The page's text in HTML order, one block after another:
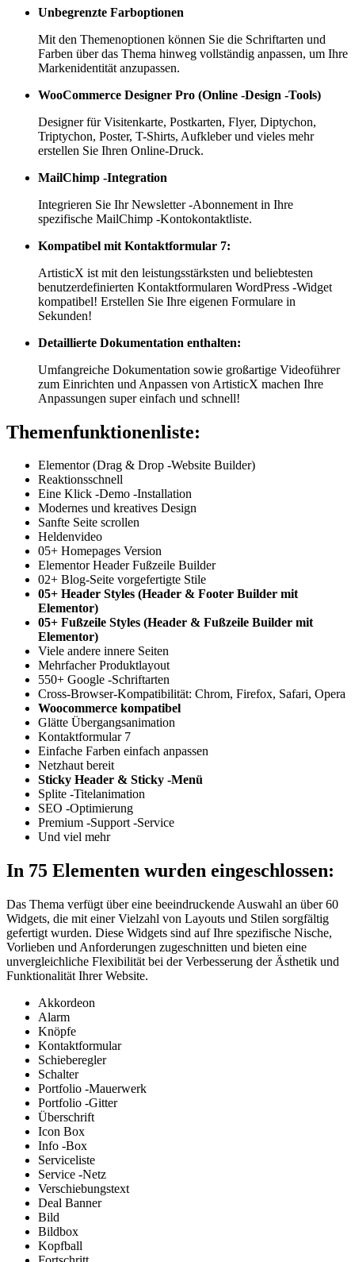
Unbegrenzte Farboptionen
Mit den Themenoptionen können Sie die Schriftarten und
Farben über das Thema hinweg vollständig anpassen, um Ihre
Markenidentität anzupassen.
WooCommerce Designer Pro (Online -Design -Tools)
Designer für Visitenkarte, Postkarten, Flyer, Diptychon,
Triptychon, Poster, T-Shirts, Aufkleber und vieles mehr
erstellen Sie Ihren Online-Druck.
MailChimp -Integration
Integrieren Sie Ihr Newsletter -Abonnement in Ihre
spezifische MailChimp -Kontokontaktliste.
Kompatibel mit Kontaktformular 7:
ArtisticX ist mit den leistungsstärksten und beliebtesten
benutzerdefinierten Kontaktformularen WordPress -Widget
kompatibel! Erstellen Sie Ihre eigenen Formulare in
Sekunden!
Detaillierte Dokumentation enthalten:
Umfangreiche Dokumentation sowie großartige Videoführer
zum Einrichten und Anpassen von ArtisticX machen Ihre
Anpassungen super einfach und schnell!
Themenfunktionenliste:
Elementor (Drag & Drop -Website Builder)
Reaktionsschnell
Eine Klick -Demo -Installation
Modernes und kreatives Design
Sanfte Seite scrollen
Heldenvideo
05+ Homepages Version
Elementor Header Fußzeile Builder
02+ Blog-Seite vorgefertigte Stile
05+ Header Styles (Header & Footer Builder mit
Elementor)
05+ Fußzeile Styles (Header & Fußzeile Builder mit
Elementor)
Viele andere innere Seiten
Mehrfacher Produktlayout
550+ Google -Schriftarten
Cross-Browser-Kompatibilität: Chrom, Firefox, Safari, Opera
Woocommerce kompatibel
Glätte Übergangsanimation
Kontaktformular 7
Einfache Farben einfach anpassen
Netzhaut bereit
Sticky Header & Sticky -Menü
Splite -Titelanimation
SEO -Optimierung
Premium -Support -Service
Und viel mehr
In 75 Elementen wurden eingeschlossen:
Das Thema verfügt über eine beeindruckende Auswahl an über 60
Widgets, die mit einer Vielzahl von Layouts und Stilen sorgfältig
gefertigt wurden. Diese Widgets sind auf Ihre spezifische Nische,
Vorlieben und Anforderungen zugeschnitten und bieten eine
unvergleichliche Flexibilität bei der Verbesserung der Ästhetik und
Funktionalität Ihrer Website.
Akkordeon
Alarm
Knöpfe
Kontaktformular
Schieberegler
Schalter
Portfolio -Mauerwerk
Portfolio -Gitter
Überschrift
Icon Box
Info -Box
Serviceliste
Service -Netz
Verschiebungstext
Deal Banner
Bild
Bildbox
Kopfball